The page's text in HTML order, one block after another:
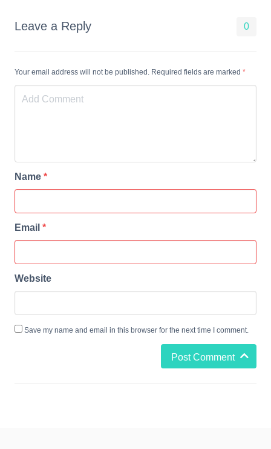
Leave a Reply 0
Your email address will not be published. Required fields are marked *
Name *
Email *
Website
Save my name and email in this browser for the next time I comment.
Post Comment